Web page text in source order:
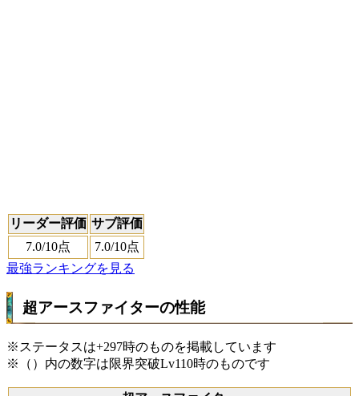
リーダー評価 サブ評価
7.0/10点 7.0/10点
最強ランキングを見る
超アースファイターの性能
※ステータスは+297時のものを掲載しています
※（）内の数字は限界突破Lv110時のものです